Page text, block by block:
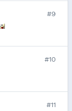
#9
#10
#11